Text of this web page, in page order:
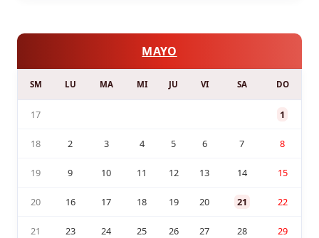
MAYO
SM LU MA MI JU VI SA DO
17 1
18 2 3 4 5 6 7 8
19 9 10 11 12 13 14 15
20 16 17 18 19 20 21 22
21 23 24 25 26 27 28 29